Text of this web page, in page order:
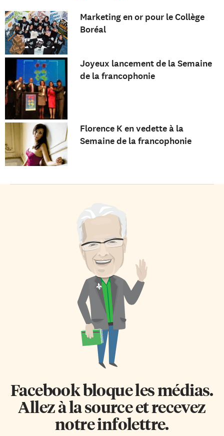
Marketing en or pour le Collège
Boréal
Joyeux lancement de la Semaine
de la francophonie
Florence K en vedette à la
Semaine de la francophonie
Facebook bloque les médias.
Allez à la source et recevez
notre infolettre.